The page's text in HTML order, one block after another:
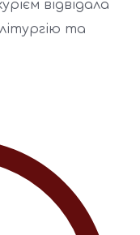
відвідала
та